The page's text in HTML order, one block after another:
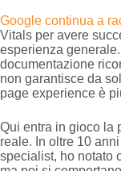
Google continua a
Vitals per avere
esperienza
documentazione
non garantisce da
page experience è
Qui entra in gioco la
reale. In oltre 10
specialist, ho notato